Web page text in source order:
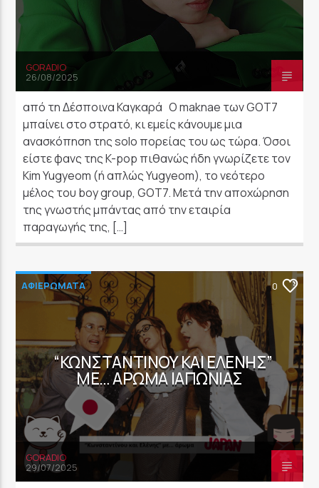
GORADIO
26/08/2025
από τη Δέσποινα Καγκαρά O maknae των GOT7
μπαίνει στο στρατό, κι εμείς κάνουμε μια
ανασκόπηση της solo πορείας του ως τώρα. Όσοι
είστε φανς της K-pop πιθανώς ήδη γνωρίζετε τον
Kim Yugyeom (ή απλώς Yugyeom), το νεότερο
μέλος του boy group, GOT7. Μετά την αποχώρηση
της γνωστής μπάντας από την εταιρία
παραγωγής της, […]
ΑΦΙΕΡΩΜΑΤΑ 0
“ΚΩΝΣΤΑΝΤΊΝΟΥ ΚΑΙ ΕΛΈΝΗΣ”
ΜΕ… ΆΡΩΜΑ ΙΑΠΩΝΊΑΣ
GORADIO
29/07/2025